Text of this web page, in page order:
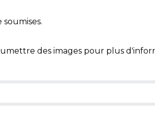
des images pour plus